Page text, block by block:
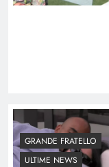
GRANDE FRATELLO
ULTIME NEWS